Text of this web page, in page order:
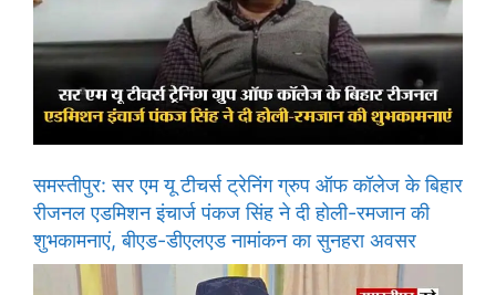
समस्तीपुर: सर एम यू टीचर्स ट्रेनिंग ग्रुप ऑफ कॉलेज के बिहार
रीजनल एडमिशन इंचार्ज पंकज सिंह ने दी होली-रमजान की
शुभकामनाएं, बीएड-डीएलएड नामांकन का सुनहरा अवसर